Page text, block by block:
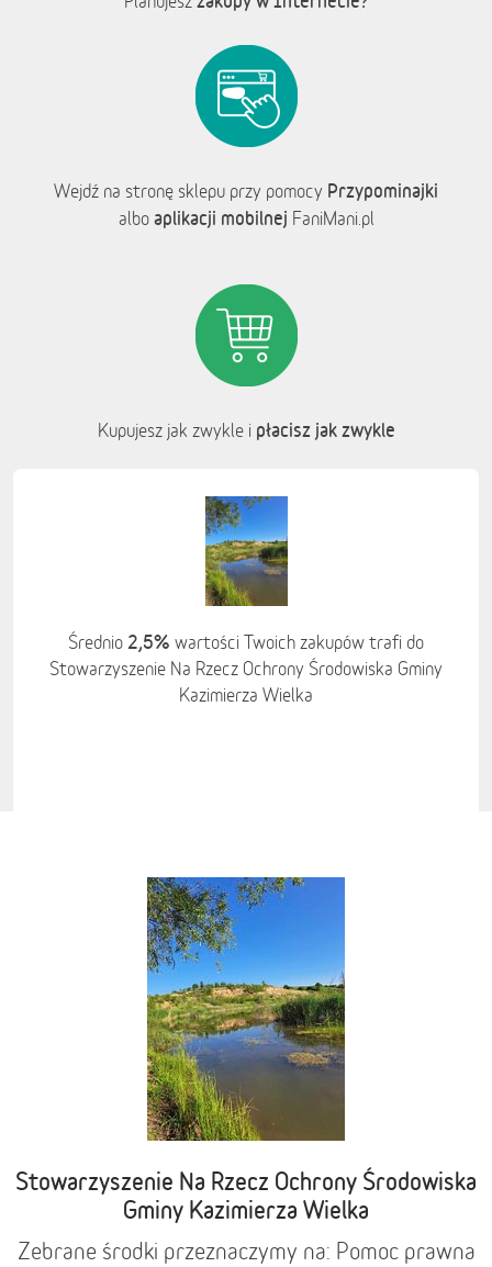
Wejdź na stronę sklepu przy pomocy Przypominajki
albo aplikacji mobilnej FaniMani.pl
Kupujesz jak zwykle i płacisz jak zwykle
Średnio 2,5% wartości Twoich zakupów trafi do
Stowarzyszenie Na Rzecz Ochrony Środowiska Gminy
Kazimierza Wielka
Stowarzyszenie Na Rzecz Ochrony Środowiska
Gminy Kazimierza Wielka
Zebrane środki przeznaczymy na: Pomoc prawna